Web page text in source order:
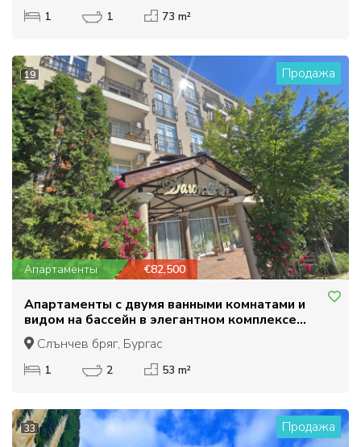
1 1 73 m²
19 Продажа
Апартаменты €82,500
Апартаменты с двумя ванными комнатами и
видом на бассейн в элегантном комплексе
Даун Парк.
Слънчев бряг, Бургас
1 2 53 m²
33 Продажа